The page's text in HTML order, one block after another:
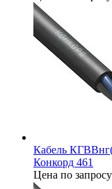
Кабель
Конкорд 461
Цена по запросу